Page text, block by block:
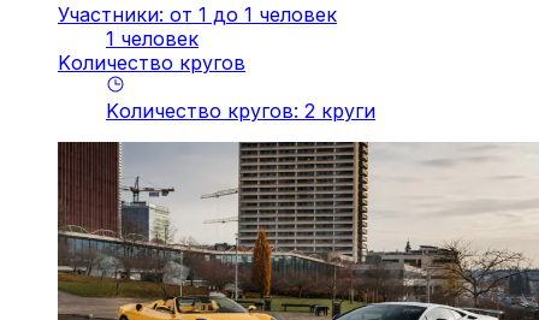
Участники: от 1 до 1 человек
1 человек
Kоличество кругов
Kоличество кругов: 2 круги